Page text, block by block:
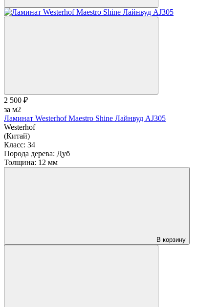
2 500 ₽
за м2
Ламинат Westerhof Maestro Shine Лайнвуд AJ305
Westerhof
(Китай)
Класс: 34
Порода дерева: Дуб
Толщина: 12 мм
В корзину